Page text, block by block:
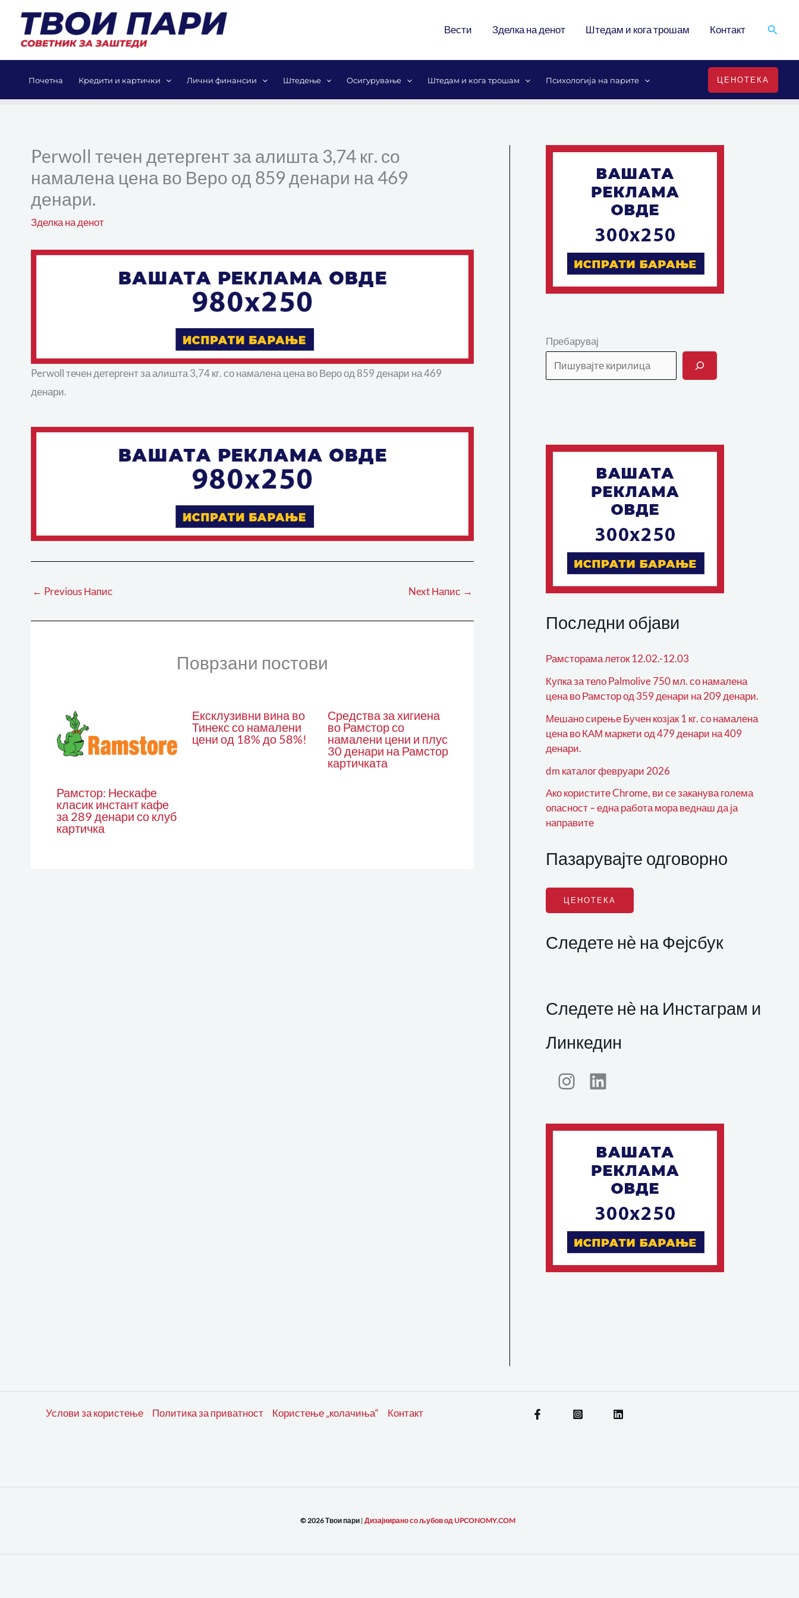
content
Вести Зделка на денот Штедам и кога трошам Контакт Search
Почетна Кредити и картички Лични финансии Штедење Осигурување Штедам и кога трошам Психологија на парите ЦЕНОТЕКА
Perwoll течен детергент за алишта 3,74 кг. со
намалена цена во Веро од 859 денари на 469
денари.
Зделка на денот
Perwoll течен детергент за алишта 3,74 кг. со намалена цена во Веро од 859 денари на 469
денари.
← Previous Напис Next Напис →
Поврзани постови
Рамстор: Нескафе
класик инстант кафе
за 289 денари со клуб
картичка
Ексклузивни вина во
Тинекс со намалени
цени од 18% до 58%!
Средства за хигиена
во Рамстор со
намалени цени и плус
30 денари на Рамстор
картичката
Пребарувај
Последни објави
Рамсторама леток 12.02.-12.03
Купка за тело Palmolive 750 мл. со намалена
цена во Рамстор од 359 денари на 209 денари.
Мешано сирење Бучен козјак 1 кг. со намалена
цена во КАМ маркети од 479 денари на 409
денари.
dm каталог февруари 2026
Ако користите Chrome, ви се заканува голема
опасност – една работа мора веднаш да ја
направите
Пазарувајте одговорно
ЦЕНОТЕКА
Следете нѐ на Фејсбук
Следете нѐ на Инстаграм и
Линкедин
Услови за користење Политика за приватност Користење „колачиња“ Контакт
© 2026 Твои пари | Дизајнирано со љубов од UPCONOMY.COM